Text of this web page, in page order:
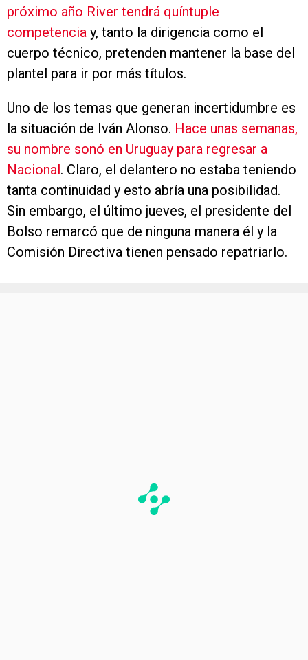
próximo año River tendrá quíntuple
competencia y, tanto la dirigencia como el
cuerpo técnico, pretenden mantener la base del
plantel para ir por más títulos.
Uno de los temas que generan incertidumbre es
la situación de Iván Alonso. Hace unas semanas,
su nombre sonó en Uruguay para regresar a
Nacional. Claro, el delantero no estaba teniendo
tanta continuidad y esto abría una posibilidad.
Sin embargo, el último jueves, el presidente del
Bolso remarcó que de ninguna manera él y la
Comisión Directiva tienen pensado repatriarlo.